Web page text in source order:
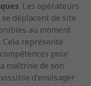
. Les opérateurs
déplacent de site
au moment
représente
pour
maîtrise de son
d'envisager